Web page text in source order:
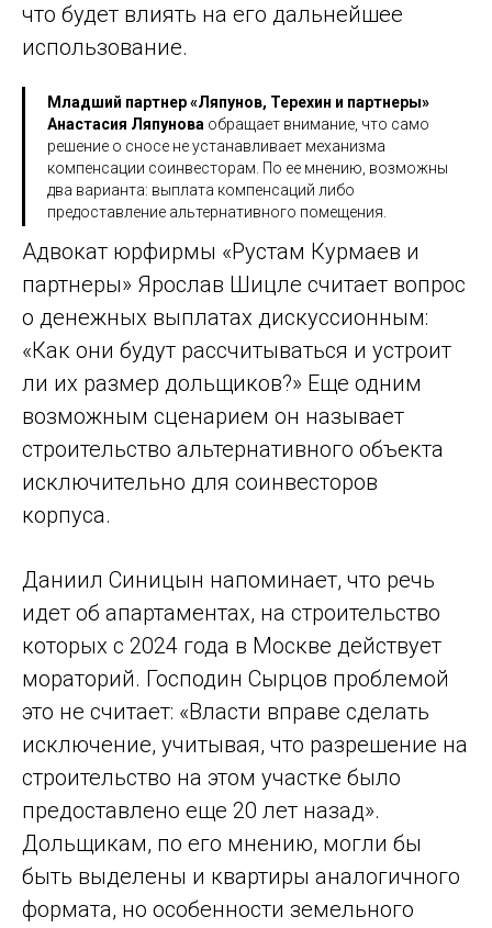
что будет влиять на его дальнейшее
использование.
Младший партнер «Ляпунов, Терехин и партнеры»
Анастасия Ляпунова обращает внимание, что само
решение о сносе не устанавливает механизма
компенсации соинвесторам. По ее мнению, возможны
два варианта: выплата компенсаций либо
предоставление альтернативного помещения.
Адвокат юрфирмы «Рустам Курмаев и
партнеры» Ярослав Шицле считает вопрос
о денежных выплатах дискуссионным:
«Как они будут рассчитываться и устроит
ли их размер дольщиков?» Еще одним
возможным сценарием он называет
строительство альтернативного объекта
исключительно для соинвесторов
корпуса.
Даниил Синицын напоминает, что речь
идет об апартаментах, на строительство
которых с 2024 года в Москве действует
мораторий. Господин Сырцов проблемой
это не считает: «Власти вправе сделать
исключение, учитывая, что разрешение на
строительство на этом участке было
предоставлено еще 20 лет назад».
Дольщикам, по его мнению, могли бы
быть выделены и квартиры аналогичного
формата, но особенности земельного